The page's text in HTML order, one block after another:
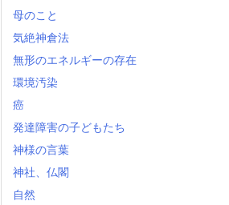
母のこと
気絶神倉法
無形のエネルギーの存在
環境汚染
癌
発達障害の子どもたち
神様の言葉
神社、仏閣
自然